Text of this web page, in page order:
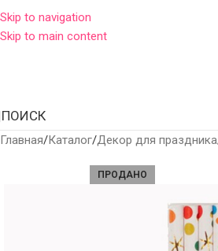
Skip to navigation
Skip to main content
ПОИСК
Главная Каталог Декор для праздника
ПРОДАНО